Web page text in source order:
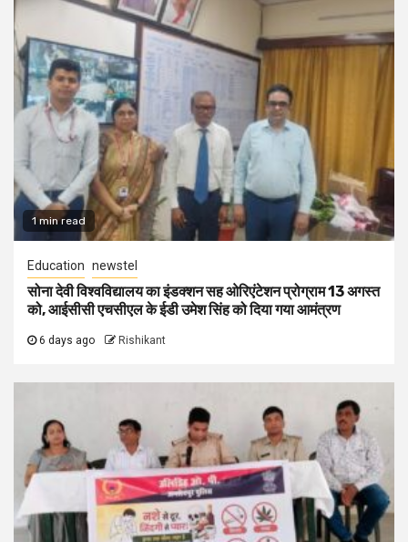
1 min read
Education newstel
सोना देवी विश्वविद्यालय का इंडक्शन सह ओरिएंटेशन प्रोग्राम 13 अगस्त
को, आईसीसी एचसीएल के ईडी उमेश सिंह को दिया गया आमंत्रण
6 days ago Rishikant